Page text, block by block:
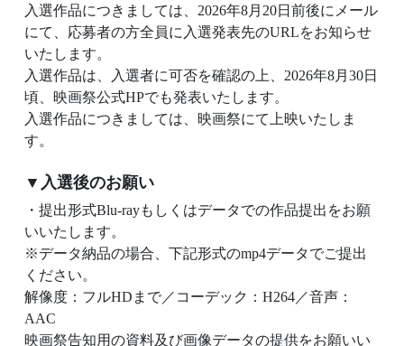
入選作品につきましては、2026年8月20日前後にメール
にて、応募者の方全員に入選発表先のURLをお知らせ
いたします。
入選作品は、入選者に可否を確認の上、2026年8月30日
頃、映画祭公式HPでも発表いたします。
入選作品につきましては、映画祭にて上映いたしま
す。
▼入選後のお願い
・提出形式Blu-rayもしくはデータでの作品提出をお願
いいたします。
※データ納品の場合、下記形式のmp4データでご提出
ください。
解像度：フルHDまで／コーデック：H264／音声：
AAC
映画祭告知用の資料及び画像データの提供をお願いい